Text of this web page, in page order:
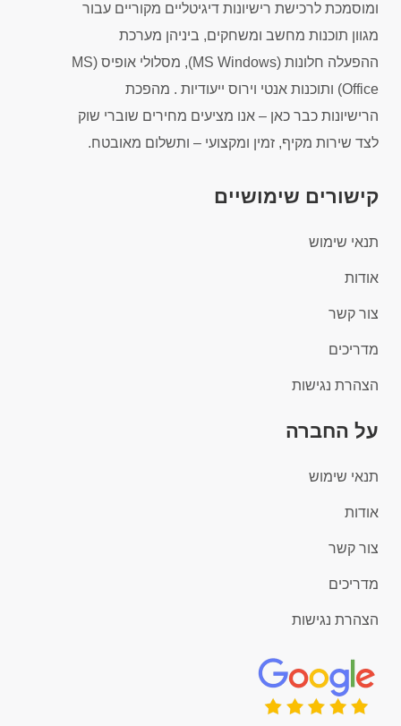
ומוסמכת לרכישת רישיונות דיגיטליים מקוריים עבור
מגוון תוכנות מחשב ומשחקים, ביניהן מערכת
ההפעלה חלונות (MS Windows), מסלולי אופיס (MS
Office) ותוכנות אנטי וירוס ייעודיות . מהפכת
הרישיונות כבר כאן – אנו מציעים מחירים שוברי שוק
לצד שירות מקיף, זמין ומקצועי – ותשלום מאובטח.
קישורים שימושיים
תנאי שימוש
אודות
צור קשר
מדריכים
הצהרת נגישות
על החברה
תנאי שימוש
אודות
צור קשר
מדריכים
הצהרת נגישות